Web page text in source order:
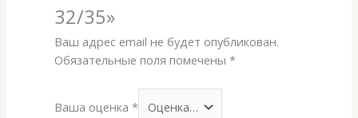
32/35»
Ваш адрес email не будет опубликован.
Обязательные поля помечены*
Ваша оценка*